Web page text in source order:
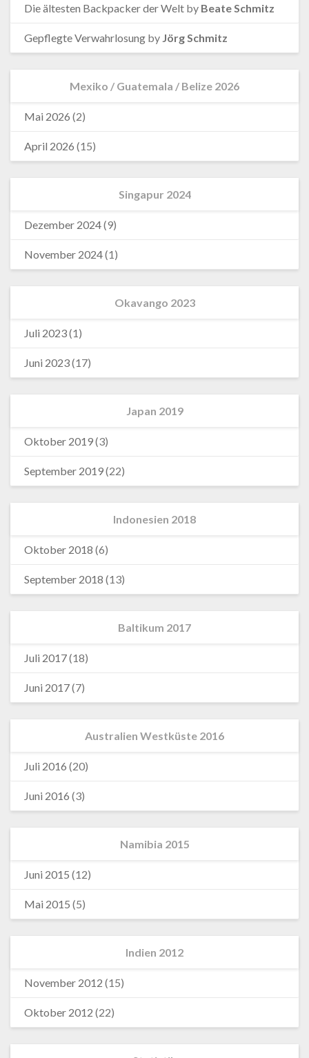
Die ältesten Backpacker der Welt by Beate Schmitz
Gepflegte Verwahrlosung by Jörg Schmitz
Mexiko / Guatemala / Belize 2026
Mai 2026 (2)
April 2026 (15)
Singapur 2024
Dezember 2024(9)
November 2024(1)
Okavango 2023
Juli 2023(1)
Juni 2023(17)
Japan 2019
Oktober 2019(3)
September 2019(22)
Indonesien 2018
Oktober 2018 (6)
September 2018 (13)
Baltikum 2017
Juli 2017(18)
Juni 2017(7)
Australien Westküste 2016
Juli 2016 (20)
Juni 2016 (3)
Namibia 2015
Juni 2015 (12)
Mai 2015 (5)
Indien 2012
November 2012 (15)
Oktober 2012 (22)